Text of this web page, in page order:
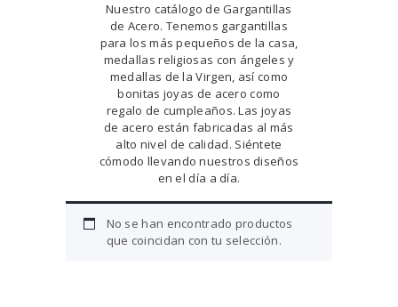
Nuestro catálogo de Gargantillas
de Acero. Tenemos gargantillas
para los más pequeños de la casa,
medallas religiosas con ángeles y
medallas de la Virgen, así como
bonitas joyas de acero como
regalo de cumpleaños. Las joyas
de acero están fabricadas al más
alto nivel de calidad. Siéntete
cómodo llevando nuestros diseños
en el día a día.
No se han encontrado productos
que coincidan con tu selección.